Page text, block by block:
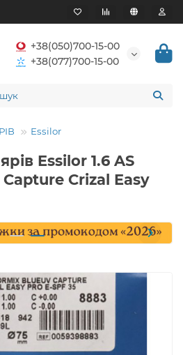
+38(050)700-15-00
+38(077)700-15-00
Essilor
Essilor 1.6 AS
Crizal Easy